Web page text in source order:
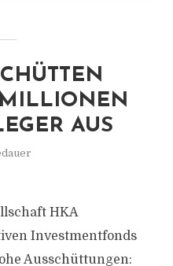
AUS
HKA
Investmentfonds
Ausschüttungen: